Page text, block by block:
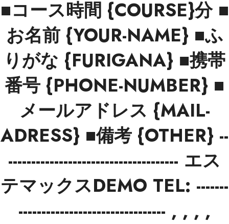
■コース時間 {COURSE}分 ■
お名前 {YOUR-NAME} ■ふ
りがな {FURIGANA} ■携帯
番号 {PHONE-NUMBER} ■
メールアドレス {MAIL-
ADRESS} ■備考 {OTHER} --
------------------------------------- エス
テマックスDEMO TEL: -------
-------------------------------- , , , ,